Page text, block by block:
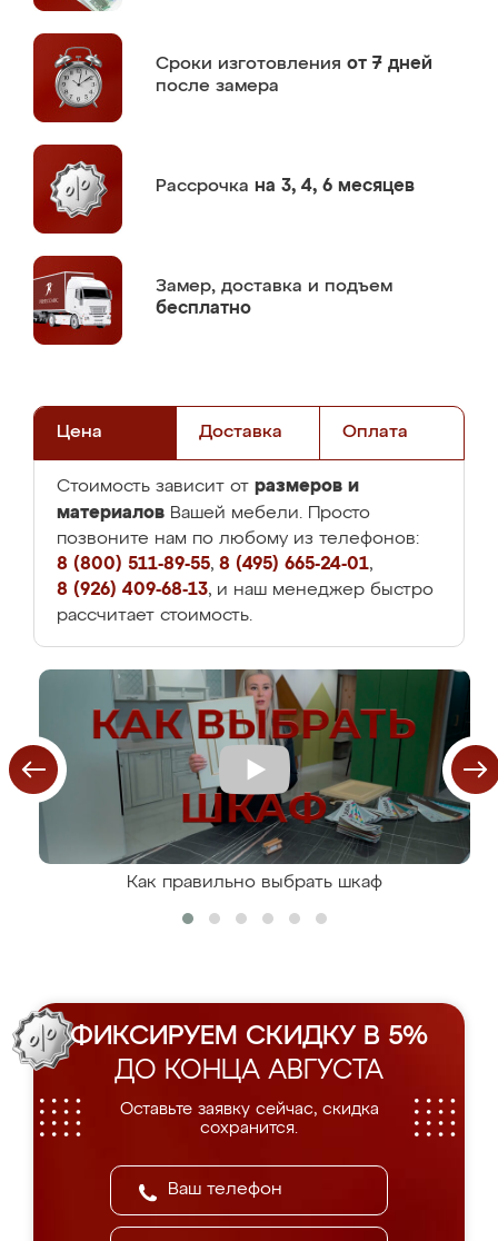
Сроки изготовления от 7 дней
после замера
Рассрочка на 3, 4, 6 месяцев
Замер, доставка и подъем
бесплатно
Цена Доставка Оплата
Стоимость зависит от размеров и
материалов Вашей мебели. Просто
позвоните нам по любому из телефонов:
8 (800) 511-89-55, 8 (495) 665-24-01,
8 (926) 409-68-13, и наш менеджер быстро
рассчитает стоимость.
Как правильно выбрать шкаф
ФИКСИРУЕМ СКИДКУ В 5%
ДО КОНЦА АВГУСТА
Оставьте заявку сейчас, скидка
сохранится.